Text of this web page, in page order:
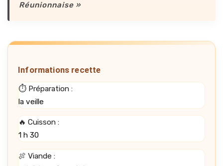
Réunionnaise »
Informations recette
⏱️ Préparation :
la veille
🔥 Cuisson :
1 h 30
🍖 Viande :